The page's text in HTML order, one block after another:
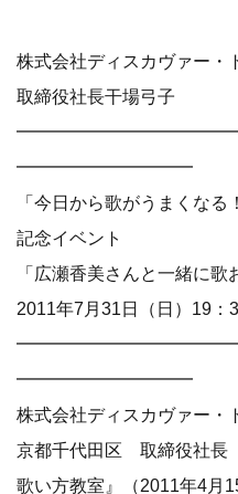
株式会社ディスカヴァー・
取締役社長干場弓子
━━━━━━━━━━
「今日から歌がうまくな
記念イベント
「広瀬香美さんと一緒に歌
2011年7月31日（日）19：
━━━━━━━━━━
株式会社ディスカヴァー・
京都千代田区 取締役社長
歌い方教室』（2011年4月